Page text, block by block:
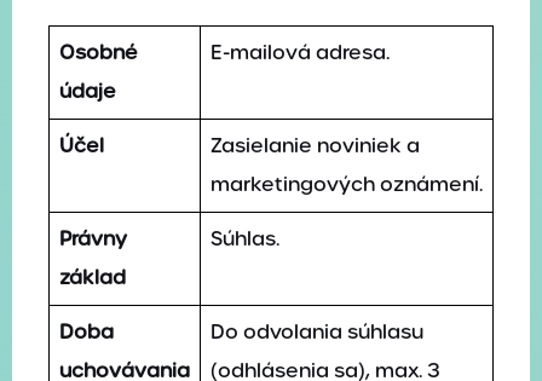
Osobné
údaje
E-mailová adresa.
Účel
Zasielanie noviniek a
marketingových oznámení.
Právny
základ
Súhlas.
Doba
uchovávania
Do odvolania súhlasu
(odhlásenia sa), max. 3